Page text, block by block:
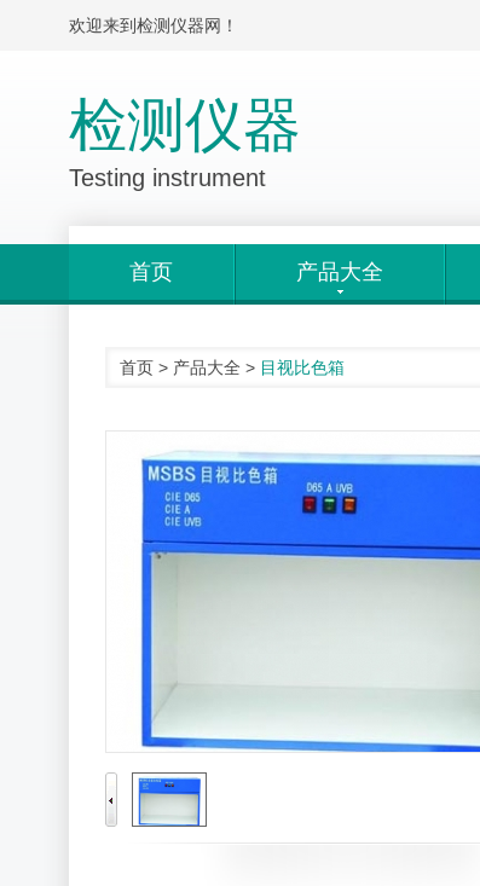
欢迎来到检测仪器网！
检测仪器
Testing instrument
首页 产品大全
首页 > 产品大全 > 目视比色箱